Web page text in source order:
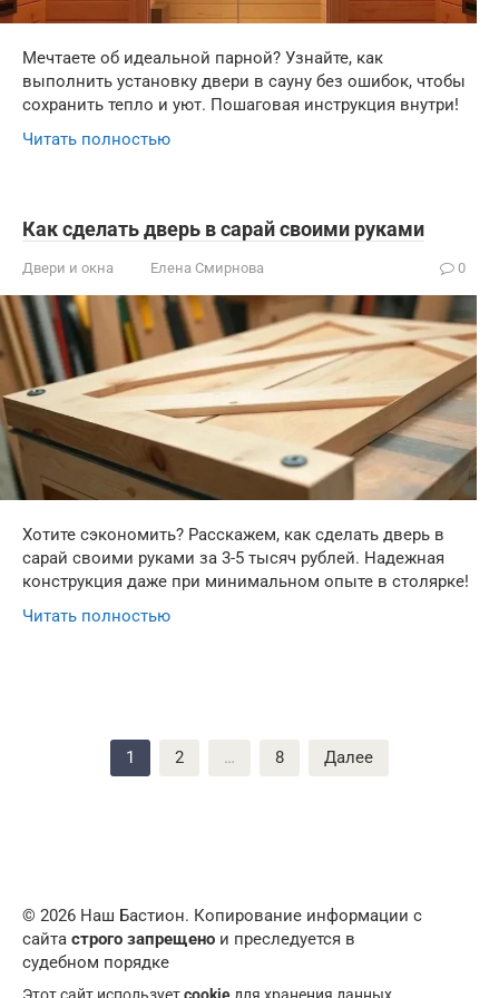
Мечтаете об идеальной парной? Узнайте, как
выполнить установку двери в сауну без ошибок, чтобы
сохранить тепло и уют. Пошаговая инструкция внутри!
Читать полностью
Как сделать дверь в сарай своими руками
Двери и окна Елена Смирнова 0
Хотите сэкономить? Расскажем, как сделать дверь в
сарай своими руками за 3-5 тысяч рублей. Надежная
конструкция даже при минимальном опыте в столярке!
Читать полностью
1 2 … 8 Далее
© 2026 Наш Бастион. Копирование информации с
сайта строго запрещено и преследуется в
судебном порядке
Этот сайт используетcookie для хранения данных.